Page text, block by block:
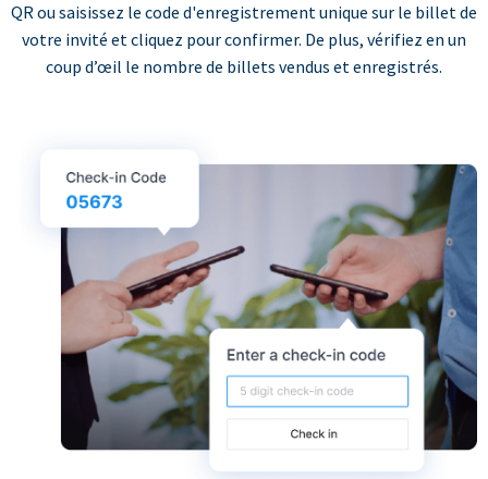
QR ou saisissez le code d'enregistrement unique sur le billet de
votre invité et cliquez pour confirmer. De plus, vérifiez en un
coup d’œil le nombre de billets vendus et enregistrés.